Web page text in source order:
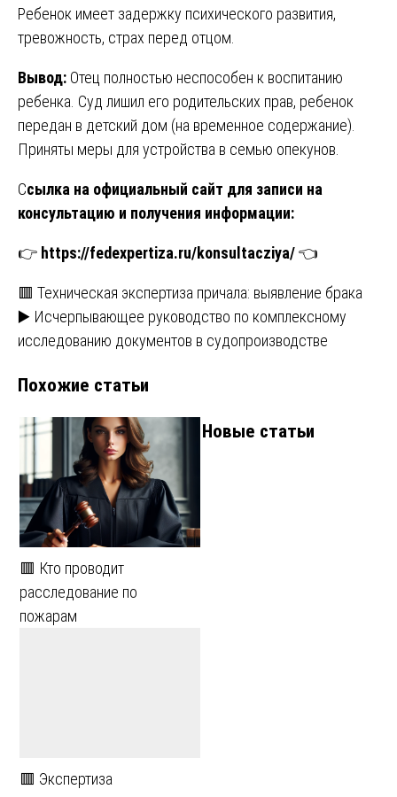
Ребенок имеет задержку психического развития,
тревожность, страх перед отцом.
Вывод: Отец полностью неспособен к воспитанию
ребенка. Суд лишил его родительских прав, ребенок
передан в детский дом (на временное содержание).
Приняты меры для устройства в семью опекунов.
Ссылка на официальный сайт для записи на
консультацию и получения информации:
👉 https://fedexpertiza.ru/konsultacziya/👈
Навигация
по
🟥 Техническая экспертиза причала: выявление брака
▶️ Исчерпывающее руководство по комплексному
исследованию документов в судопроизводстве
Похожие статьи
🟥 Кто проводит
расследование по
пожарам
🟥 Экспертиза
Новые статьи